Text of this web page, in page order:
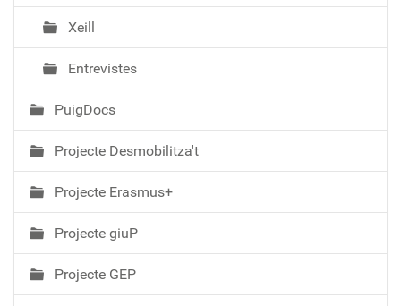
Xeill
Entrevistes
PuigDocs
Projecte Desmobilitza't
Projecte Erasmus+
Projecte giuP
Projecte GEP